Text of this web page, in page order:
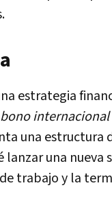
estrategia
bono internacional
una estructura
una nueva
trabajo y la